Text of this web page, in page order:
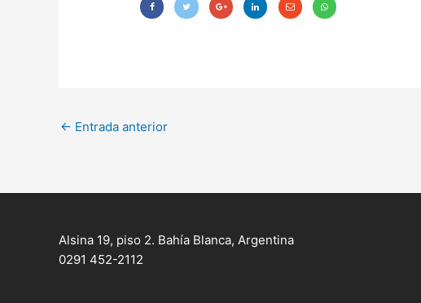
← Entrada anterior
Alsina 19, piso 2. Bahía Blanca, Argentina
0291 452-2112